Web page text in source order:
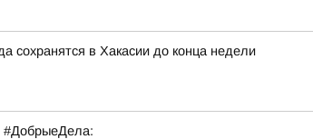
сохранятся в Хакасии до конца недели
#ДобрыеДела: